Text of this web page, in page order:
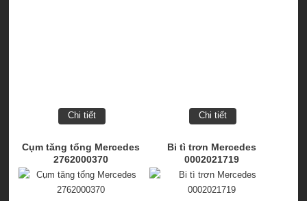
Chi tiết Chi tiết
Cụm tăng tổng Mercedes
2762000370
Bi tì trơn Mercedes
0002021719